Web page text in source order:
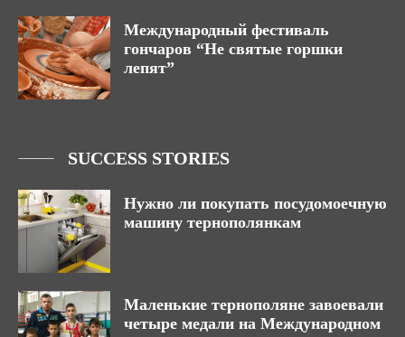
Международный фестиваль
гончаров “Не святые горшки
лепят”
SUCCESS STORIES
Нужно ли покупать посудомоечную
машину тернополянкам
Маленькие тернополяне завоевали
четыре медали на Международном